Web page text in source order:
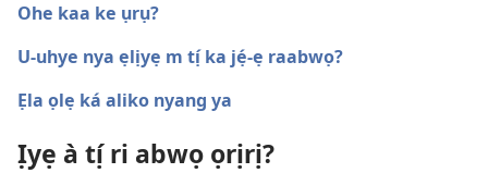
Ohe kaa ke ụrụ?
U-uhye nya ẹlịyẹ m tị́ ka jẹ́-ẹ raabwọ?
Ẹla ọlẹ ká aliko nyang ya
Ịyẹ à tị́ ri abwọ ọrịrị?